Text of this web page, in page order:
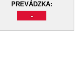
PREVÁDZKA:
-